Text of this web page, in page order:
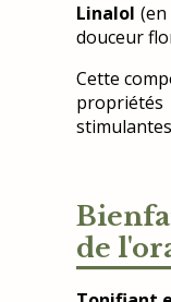
Linalol
douceur
Cette
propriétés
de